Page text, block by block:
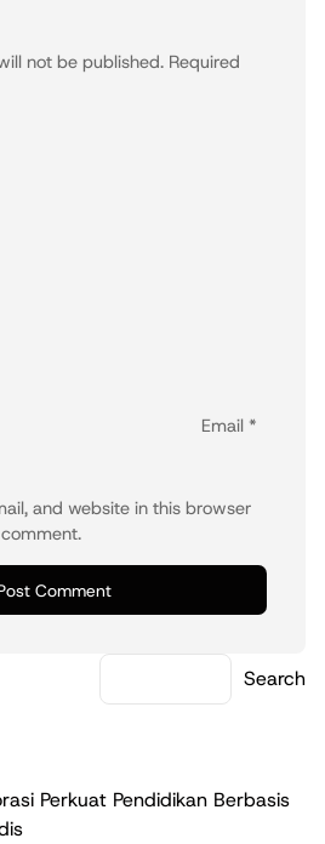
not be published. Required
Email *
and website in this browser
Search
Perkuat Pendidikan Berbasis